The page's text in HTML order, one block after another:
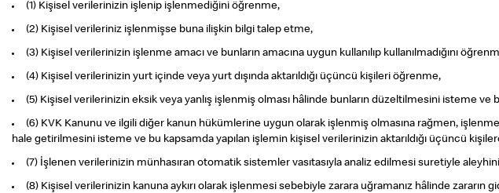
(1) Kişisel verilerinizin işlenip işlenmediğini öğrenme,
(2) Kişisel verileriniz işlenmişse buna ilişkin bilgi talep etme,
(3) Kişisel verilerinizin işlenme amacı ve bunların amacına uygun kullanılıp kullanılmadığını
(4) Kişisel verilerinizin yurt içinde veya yurt dışında aktarıldığı üçüncü kişileri öğrenme,
(5) Kişisel verilerinizin eksik veya yanlış işlenmiş olması hâlinde bunların düzeltilmesini isteme
(6) KVK Kanunu ve ilgili diğer kanun hükümlerine uygun olarak işlenmiş olmasına rağmen,
hale getirilmesini isteme ve bu kapsamda yapılan işlemin kişisel verilerinizin aktarıldığı üçüncü
(7) İşlenen verilerinizin münhasıran otomatik sistemler vasıtasıyla analiz edilmesi suretiyle
(8) Kişisel verilerinizin kanuna aykırı olarak işlenmesi sebebiyle zarara uğramanız hâlinde zararın